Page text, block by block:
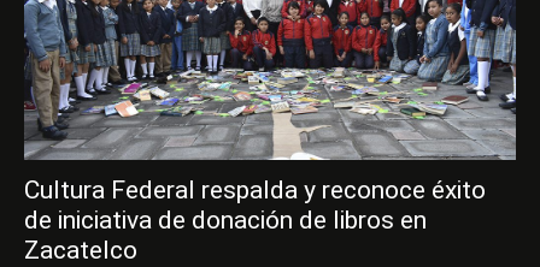
Cultura Federal respalda y reconoce éxito
de iniciativa de donación de libros en
Zacatelco